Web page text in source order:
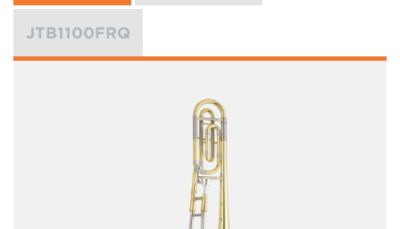
JTB1100FRQ